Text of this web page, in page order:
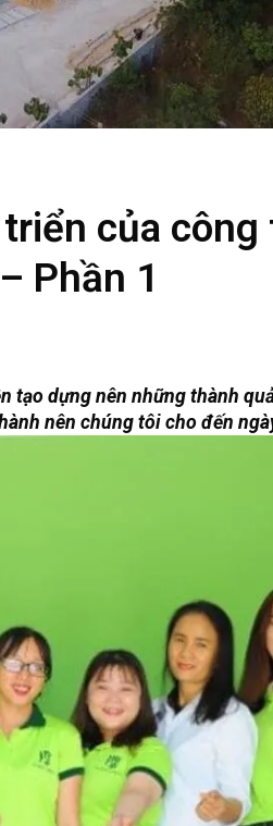
của công
Phần 1
tạo dựng nên những thành
nên chúng tôi cho đến